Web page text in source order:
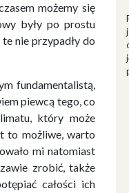
możemy się
były po prostu
nie przypadły do
fundamentalistą,
piewcą tego, co
który może
to możliwe, warto
mi natomiast
zrobić, także
całości ich